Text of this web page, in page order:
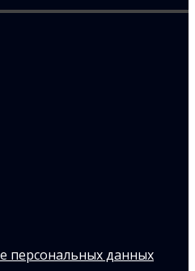
персональных данных